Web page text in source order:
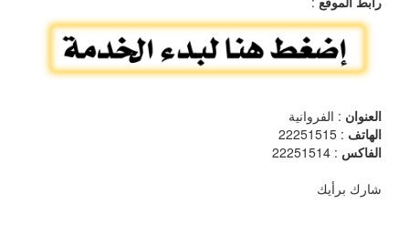
العنوان : الفروانية
الهاتف : 22251515
الفاكس : 22251514
شارك برأيك